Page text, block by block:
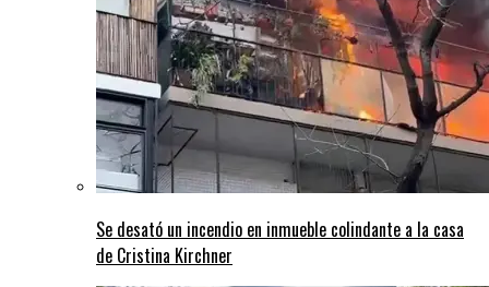
Se desató un incendio en inmueble colindante a la casa
de Cristina Kirchner